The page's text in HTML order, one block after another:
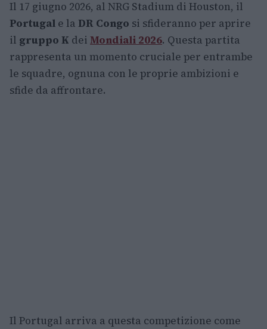
Il 17 giugno 2026, al NRG Stadium di Houston, il
Portugal e la DR Congo si sfideranno per aprire
il gruppo K dei Mondiali 2026. Questa partita
rappresenta un momento cruciale per entrambe
le squadre, ognuna con le proprie ambizioni e
sfide da affrontare.
Il Portugal arriva a questa competizione come